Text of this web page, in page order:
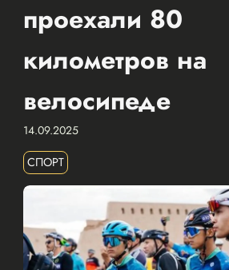
проехали 80
километров на
велосипеде
14.09.2025
СПОРТ